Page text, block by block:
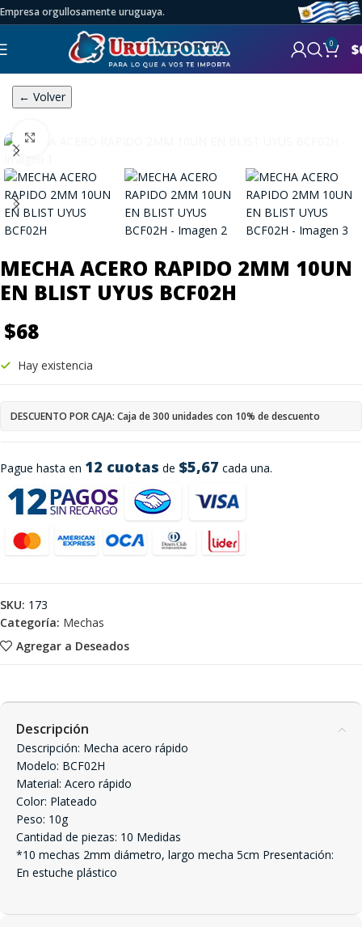
Empresa orgullosamente uruguaya.
0 $
← Volver
MECHA ACERO RAPIDO 2MM 10UN
EN BLIST UYUS BCF02H
$68
Pague hasta en 12 cuotas de $5,67 cada una.
Hay existencia
DESCUENTO POR CAJA: Caja de 300 unidades con 10% de descuento
Agregar a Deseados
SKU: 173
Categoría: Mechas
Descripción
Descripción: Mecha acero rápido
Modelo: BCF02H
Material: Acero rápido
Color: Plateado
Peso: 10g
Cantidad de piezas: 10 Medidas
*10 mechas 2mm diámetro, largo mecha 5cm Presentación:
En estuche plástico